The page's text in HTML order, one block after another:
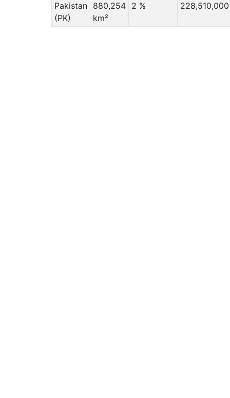
Pakistan
(PK)
880,254
km²
2 % 228,510,000